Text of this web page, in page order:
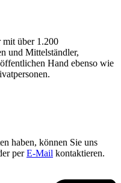
mit über 1.200
und Mittelständler,
Hand ebenso wie
haben, können Sie uns
perE-Mail kontaktieren.